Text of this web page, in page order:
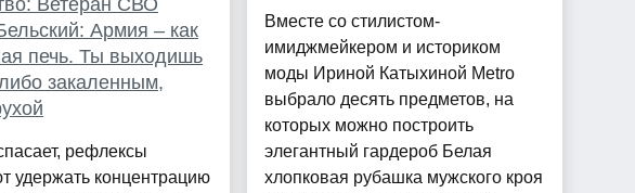
Ветеран СВО
Армия – как
печь. Ты выходишь
закаленным,
рефлексы
удержать концентрацию
Вместе со стилистом-
имиджмейкером и историком
моды Ириной Катыхиной Metro
выбрало десять предметов, на
которых можно построить
элегантный гардероб Белая
хлопковая рубашка мужского кроя